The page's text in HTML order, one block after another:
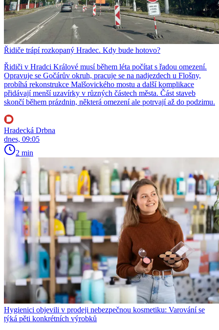
Řidiče trápí rozkopaný Hradec. Kdy bude hotovo?
Řidiči v Hradci Králové musí během léta počítat s řadou omezení.
Opravuje se Gočárův okruh, pracuje se na nadjezdech u Flošny,
probíhá rekonstrukce Malšovického mostu a další komplikace
přidávají menší uzavírky v různých částech města. Část staveb
skončí během prázdnin, některá omezení ale potrvají až do podzimu.
Hradecká Drbna
dnes, 09:05
2 min
Hygienici objevili v prodeji nebezpečnou kosmetiku: Varování se
týká pěti konkrétních výrobků